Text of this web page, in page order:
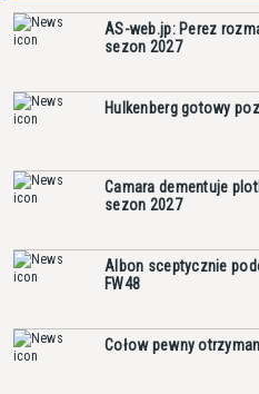
AS-web.jp: Perez
sezon 2027
Hulkenberg gotowy
Camara dementuje
sezon 2027
Albon sceptycznie
FW48
Cołow pewny